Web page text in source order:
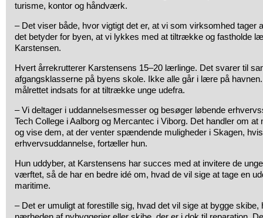
turisme, kontor og håndværk.
– Det viser både, hvor vigtigt det er, at vi som virksomhed tager
det betyder for byen, at vi lykkes med at tiltrække og fastholde
Karstensen.
Hvert årrekrutterer Karstensens 15–20 lærlinge. Det svarer til
afgangsklasserne på byens skole. Ikke alle går i lære på
målrettet indsats for at tiltrække unge udefra.
– Vi deltager i uddannelsesmesser og besøger løbende
Tech College i Aalborg og Mercantec i Viborg. Det handler om
og vise dem, at der venter spændende muligheder i Skagen,
erhvervsuddannelse, fortæller hun.
Hun uddyber, at Karstensens har succes med at invitere de
værftet, så de har en bedre idé om, hvad de vil sige at tage en
maritime.
– Det er umuligt at forestille sig, hvad det vil sige at bygge